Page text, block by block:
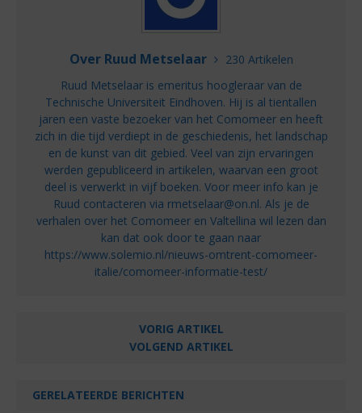
Over Ruud Metselaar
230 Artikelen
Ruud Metselaar is emeritus hoogleraar van de
Technische Universiteit Eindhoven. Hij is al tientallen
jaren een vaste bezoeker van het Comomeer en heeft
zich in die tijd verdiept in de geschiedenis, het landschap
en de kunst van dit gebied. Veel van zijn ervaringen
werden gepubliceerd in artikelen, waarvan een groot
deel is verwerkt in vijf boeken. Voor meer info kan je
Ruud contacteren via rmetselaar@on.nl. Als je de
verhalen over het Comomeer en Valtellina wil lezen dan
kan dat ook door te gaan naar
https://www.solemio.nl/nieuws-omtrent-comomeer-
italie/comomeer-informatie-test/
VORIG ARTIKEL
VOLGEND ARTIKEL
GERELATEERDE BERICHTEN